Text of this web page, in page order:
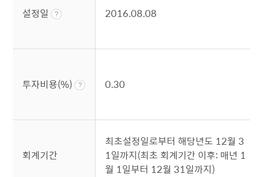
설정일 2016.08.08
투자비용(%) 0.30
회계기간
최초설정일로부터 해당년도 12월 3
1일까지(최초 회계기간 이후: 매년 1
월 1일부터 12월 31일까지)